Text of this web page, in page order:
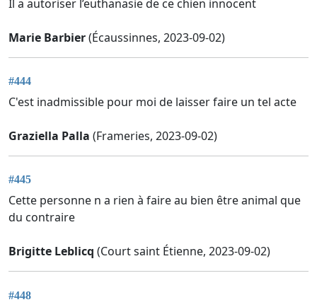
Il a autoriser l’euthanasie de ce chien innocent
Marie Barbier(Écaussinnes, 2023-09-02)
#444
C'est inadmissible pour moi de laisser faire un tel acte
Graziella Palla (Frameries, 2023-09-02)
#445
Cette personne n a rien à faire au bien être animal que
du contraire
Brigitte Leblicq (Court saint Étienne, 2023-09-02)
#448